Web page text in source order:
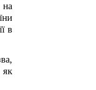
на
в
як